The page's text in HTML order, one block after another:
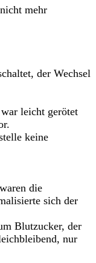
mehr
der Wechsel
leicht gerötet
keine
die
sich der
Blutzucker, der
nur